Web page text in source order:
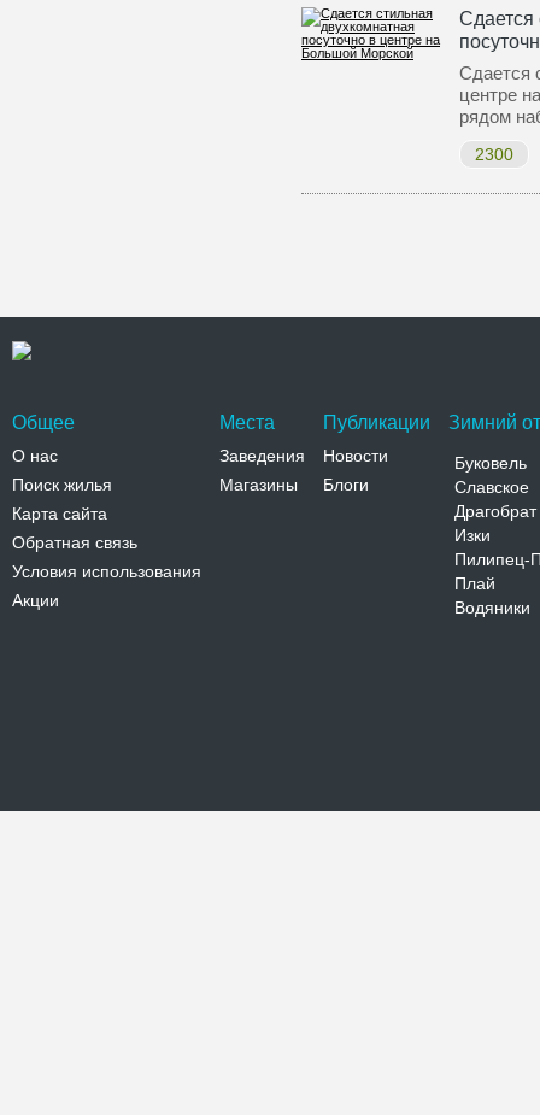
Сдается
Сдается
центре
рядом
2300
Общее
О нас
Поиск жилья
Карта сайта
Обратная связь
Условия использования
Акции
Места
Заведения
Магазины
Публикации
Новости
Блоги
Зимний
Буковель
Славское
Драгобрат
Изки
Пилипец-
Плай
Водяники